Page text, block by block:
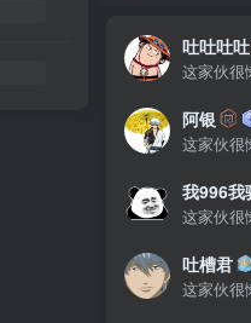
吐吐吐吐
阿银
吐槽君